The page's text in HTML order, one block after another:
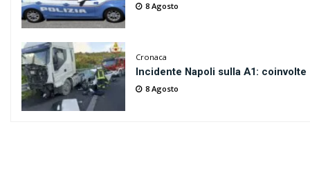
8 Agosto
Cronaca
Incidente Napoli sulla A1: coinvolte
8 Agosto